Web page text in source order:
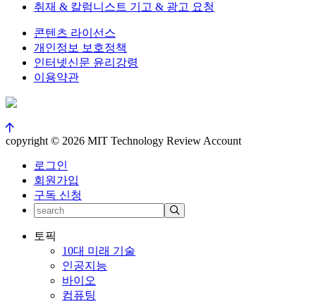
취재 & 칼럼니스트 기고 & 광고 요청
콘텐츠 라이선스
개인정보 보호정책
인터넷신문 윤리강령
이용약관
copyright © 2026 MIT Technology Review Account
로그인
회원가입
구독 신청
토픽
10대 미래 기술
인공지능
바이오
컴퓨팅